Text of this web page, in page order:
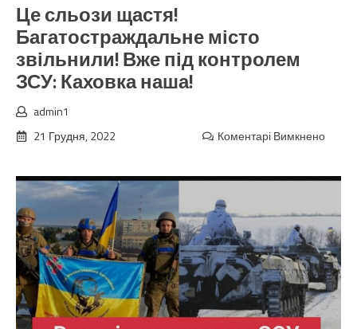
Це сльози щастя!
Багатостраждальне місто
звільнили! Вже під контролем
ЗСУ: Каховка наша!
admin1
21 Грудня, 2022
Коментарі Вимкнено
місто
Вже
під
ЗСУ: